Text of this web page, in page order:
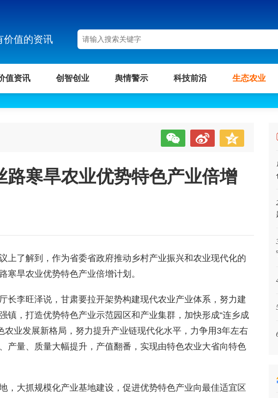
价值的资讯
值资讯 创智创业 舆情警示 科技前沿 生态农业
路寒旱农业优势特色产业倍增
上了解到，作为省委省政府推动乡村产业振兴和农业现代化的
寒旱农业优势特色产业倍增计划。
长李旺泽说，甘肃要拉开架势构建现代农业产业体系，努力建
镇，打造优势特色产业示范园区和产业集群，加快形成“连乡成
农业发展新格局，努力提升产业链现代化水平，力争用3年左右
产量、质量大幅提升，产值翻番，实现由特色农业大省向特色
，大抓规模化产业基地建设，促进优势特色产业向最佳适宜区